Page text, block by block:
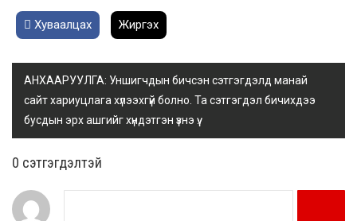
Хуваалцах Жиргэх
АНХААРУУЛГА: Уншигчдын бичсэн сэтгэгдэлд манай
сайт хариуцлага хүлээхгүй болно. Та сэтгэгдэл бичихдээ
бусдын эрх ашгийг хүндэтгэн үзнэ үү.
0 cэтгэгдэлтэй